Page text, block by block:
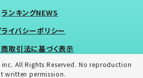
ランキングNEWS
ライバシーポリシー
取引法に基づく表示
All Rights Reserved. No reproduction
written permission.